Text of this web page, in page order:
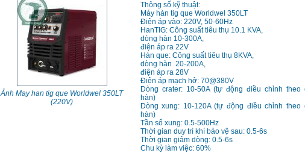
Ảnh May han tig que Worldwel 350LT
(220V)
Thông số kỹ thuật:
Máy hàn tig que Worldwel 350LT
Điện áp vào: 220V, 50-60Hz
HanTIG: Công suất tiêu thụ 10.1 KVA,
dòng hàn 10-300A,
điện áp ra 22V
Hàn que: Công suất tiêu thụ 8KVA,
dòng hàn 20-200A,
điện áp ra 28V
Điện áp mạch hở: 70@380V
Dòng crater: 10-50A (tự động điều chỉnh theo
hàn)
Dòng xung: 10-120A (tự động điều chỉnh theo
hàn)
Tần số xung: 0.5-500Hz
Thời gian duy trì khí bảo vệ sau: 0.5-6s
Thời gian giảm dòng: 0.5-6s
Chu kỳ làm việc: 60%